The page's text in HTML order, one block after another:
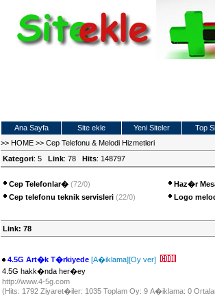
Ana Sayfa Site ekle Yeni Siteler
Top
>> HOME >> Cep Telefonu & Melodi Hizmetleri
Kategori: 5 Link: 78 Hits: 148797
Cep Telefonlar� (72/0)
Cep telefonu teknik servisleri (22/0)
Haz�r
Logo
Link: 78
4.5G Art�k T�rkiyede [A�iklama][Oy ver]
4.5G hakk�nda her�ey
http://www.4-5g.com
(Hits: 1792 Ziyaret�iler: 1035 Toplam Oy: 9 A�iklama: 0